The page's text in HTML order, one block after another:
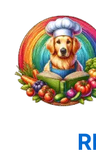
conteúdo